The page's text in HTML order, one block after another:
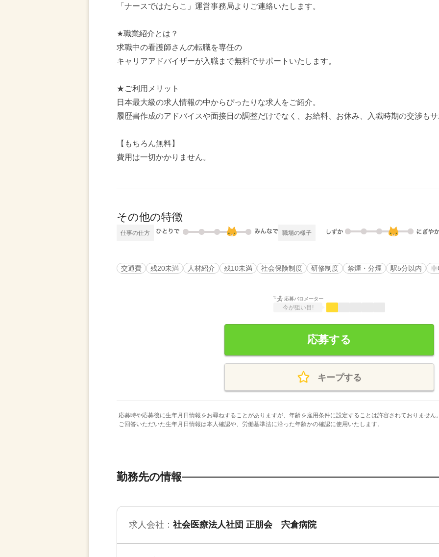
「ナースではたらこ」運営事務局よりご連絡いたします。
★職業紹介とは？
求職中の看護師さんの転職を専任の
キャリアアドバイザーが入職まで無料でサポートいたします。
★ご利用メリット
日本最大級の求人情報の中からぴったりな求人をご紹介。
履歴書作成のアドバイスや面接日の調整だけでなく、お給料、お休み、入職時期の交渉も
【もちろん無料】
費用は一切かかりません。
その他の特徴
仕事の仕方 職場の様子
交通費 残20未満 人材紹介 残10未満 社会保険制度 研修制度 禁煙・分煙 駅5分以内 車
応募バロメーター
今が狙い目!
応募する
キープする
応募時や応募後に生年月日情報をお尋ねすることがありますが、年齢を雇用条件に設定することは許容されておりません
ご回答いただいた生年月日情報は本人確認や、労働基準法に沿った年齢かの確認に使用いたします。
勤務先の情報
求人会社： 社会医療法人社団 正朋会 宍倉病院